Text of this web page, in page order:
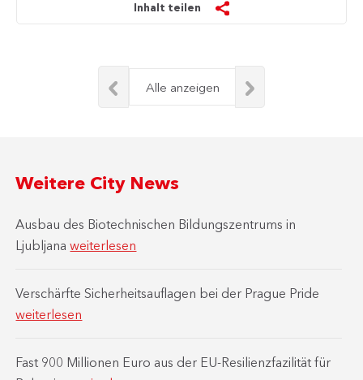
Inhalt teilen
Alle anzeigen
Weitere City News
Ausbau des Biotechnischen Bildungszentrums in
Ljubljanaweiterlesen
Verschärfte Sicherheitsauflagen bei der Prague Pride
weiterlesen
Fast 900 Millionen Euro aus der EU-Resilienzfazilität für